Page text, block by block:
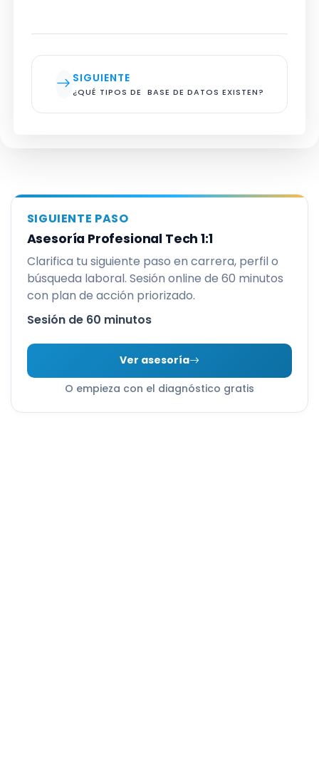
SIGUIENTE
¿QUÉ TIPOS DE  BASE DE DATOS EXISTEN?
SIGUIENTE PASO
Asesoría Profesional Tech 1:1
Clarifica tu siguiente paso en carrera, perfil o
búsqueda laboral. Sesión online de 60 minutos
con plan de acción priorizado.
Sesión de 60 minutos
Ver asesoría
O empieza con el diagnóstico gratis